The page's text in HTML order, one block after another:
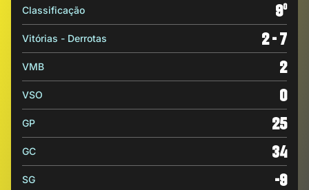
9o
Classificação
2 - 7
Vitórias - Derrotas
2
VMB
0
VSO
25
GP
34
GC
-9
SG